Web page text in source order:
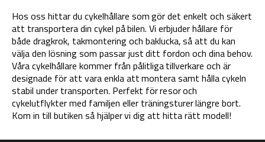
Hos oss hittar du cykelhållare som gör det enkelt och säkert
att transportera din cykel på bilen. Vi erbjuder hållare för
både dragkrok, takmontering och baklucka, så att du kan
välja den lösning som passar just ditt fordon och dina behov.
Våra cykelhållare kommer från pålitliga tillverkare och är
designade för att vara enkla att montera samt hålla cykeln
stabil under transporten. Perfekt för resor och
cykelutflykter med familjen eller träningsturer längre bort.
Kom in till butiken så hjälper vi dig att hitta rätt modell!